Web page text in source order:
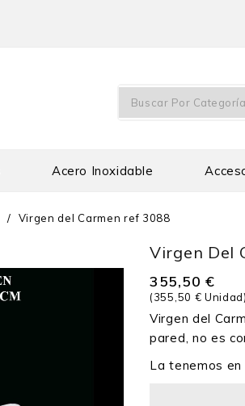
Acero Inoxidable
Virgen del Carmen ref 3088
Virgen Del
355,50 €
(355,50 € Unidad)
Virgen del
pared, no es
La tenemos